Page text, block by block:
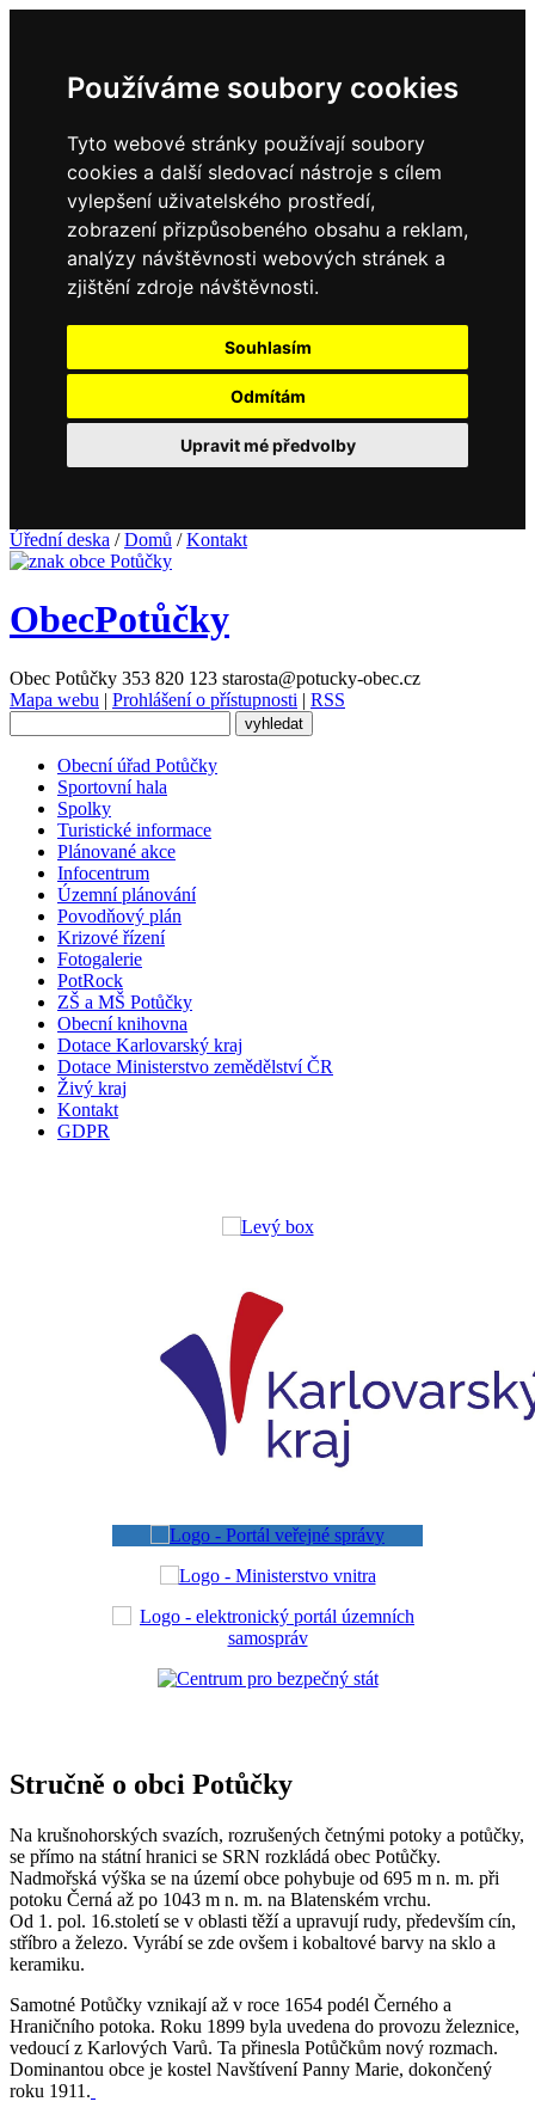
Používáme soubory cookies
Tyto webové stránky používají soubory
cookies a další sledovací nástroje s cílem
vylepšení uživatelského prostředí,
zobrazení přizpůsobeného obsahu a reklam,
analýzy návštěvnosti webových stránek a
zjištění zdroje návštěvnosti.
Souhlasím
Odmítám
Upravit mé předvolby
Úřední deska / Domů / Kontakt
ObecPotůčky
Obec Potůčky 353 820 123 starosta@potucky-obec.cz
Mapa webu | Prohlášení o přístupnosti | RSS
Obecní úřad Potůčky
Sportovní hala
Spolky
Turistické informace
Plánované akce
Infocentrum
Územní plánování
Povodňový plán
Krizové řízení
Fotogalerie
PotRock
ZŠ a MŠ Potůčky
Obecní knihovna
Dotace Karlovarský kraj
Dotace Ministerstvo zemědělství ČR
Živý kraj
Kontakt
GDPR
Stručně o obci Potůčky
Na krušnohorských svazích, rozrušených četnými potoky a potůčky,
se přímo na státní hranici se SRN rozkládá obec Potůčky.
Nadmořská výška se na území obce pohybuje od 695 m n. m. při
potoku Černá až po 1043 m n. m. na Blatenském vrchu.
Od 1. pol. 16.století se v oblasti těží a upravují rudy, především cín,
stříbro a železo. Vyrábí se zde ovšem i kobaltové barvy na sklo a
keramiku.
Samotné Potůčky vznikají až v roce 1654 podél Černého a
Hraničního potoka. Roku 1899 byla uvedena do provozu železnice,
vedoucí z Karlových Varů. Ta přinesla Potůčkům nový rozmach.
Dominantou obce je kostel Navštívení Panny Marie, dokončený
roku 1911.